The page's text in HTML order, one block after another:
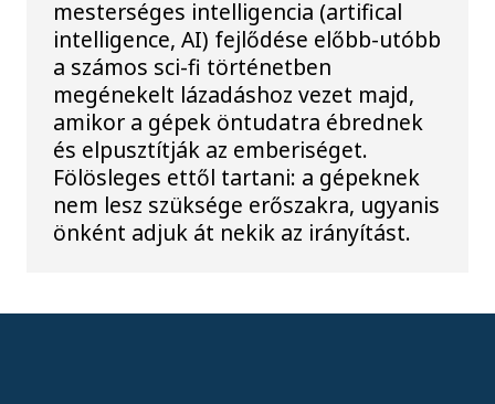
mesterséges intelligencia (artifical
intelligence, AI) fejlődése előbb-utóbb
a számos sci-fi történetben
megénekelt lázadáshoz vezet majd,
amikor a gépek öntudatra ébrednek
és elpusztítják az emberiséget.
Fölösleges ettől tartani: a gépeknek
nem lesz szüksége erőszakra, ugyanis
önként adjuk át nekik az irányítást.